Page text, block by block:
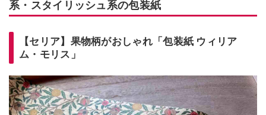
系・スタイリッシュ系の包装紙
【セリア】果物柄がおしゃれ「包装紙 ウィリア
ム・モリス」